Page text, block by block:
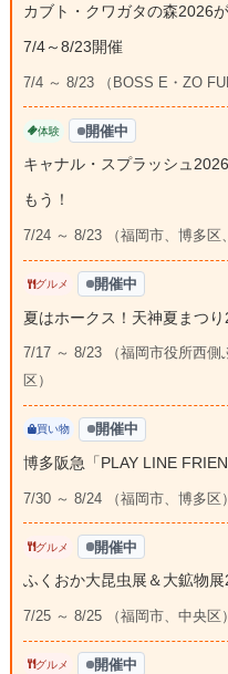
カブト・クワガタの森2026
7/4～8/23開催
7/4 ～ 8/23 （BOSS E・ZO
体験 開催中
キャナル・スプラッシュ
もう！
7/24 ～ 8/23 （福岡市、博多区
グルメ 開催中
夏はホークス！天神夏まつ
7/17 ～ 8/23 （福岡市役所西側
区）
買い物 開催中
博多阪急「PLAY LINE
7/30 ～ 8/24 （福岡市、博多区）
グルメ 開催中
ふくおか大昆虫展＆大鉱物
7/25 ～ 8/25 （福岡市、中央区）
グルメ 開催中